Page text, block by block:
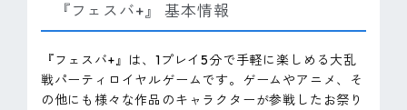
『フェスバ+』 基本情報
『フェスバ+』は、1プレイ5分で手軽に楽しめる大乱
戦パーティロイヤルゲームです。ゲームやアニメ、そ
の他にも様々な作品のキャラクターが参戦したお祭り